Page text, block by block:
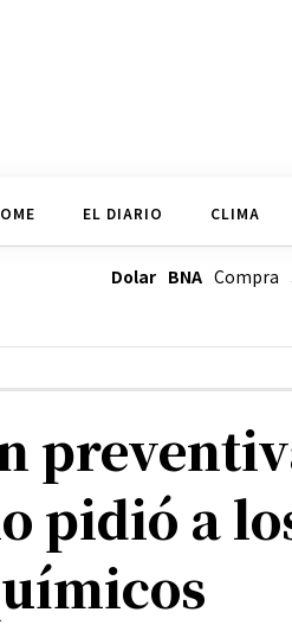
EL DIARIO CLIMA
Dolar BNACompra
pidió a